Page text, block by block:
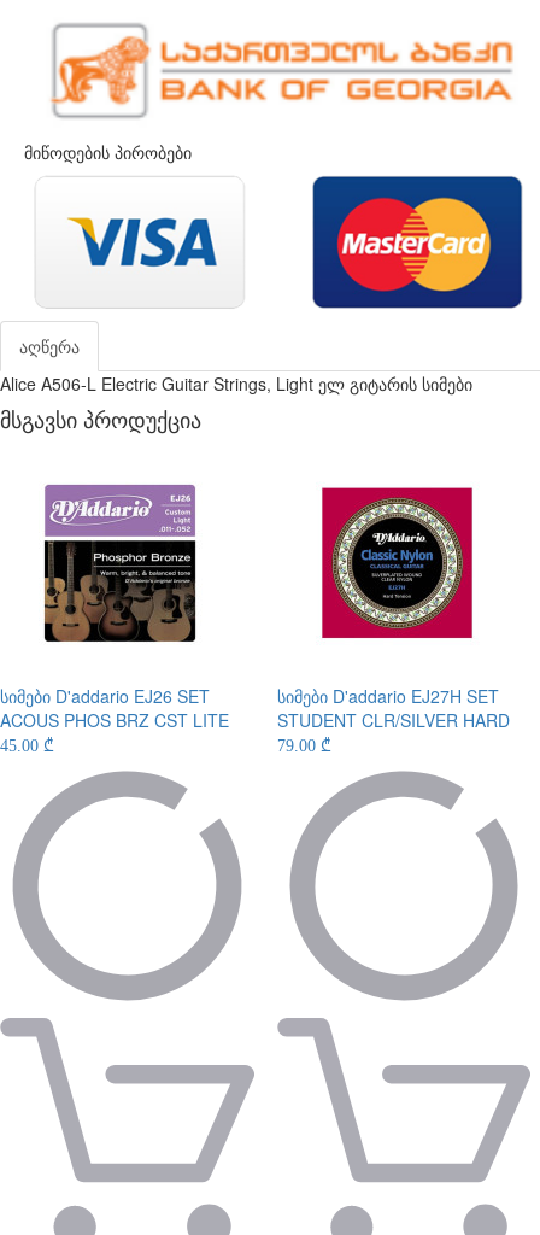
მიწოდების პირობები
აღწერა
Alice A506-L Electric Guitar Strings, Light ელ გიტარის სიმები
მსგავსი პროდუქცია
სიმები D'addario EJ26 SET
ACOUS PHOS BRZ CST LITE
45.00 ₾
სიმები D'addario EJ27H SET
STUDENT CLR/SILVER HARD
79.00 ₾